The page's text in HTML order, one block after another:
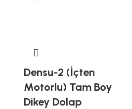
Densu-2 (İçten
Motorlu) Tam Boy
Dikey Dolap